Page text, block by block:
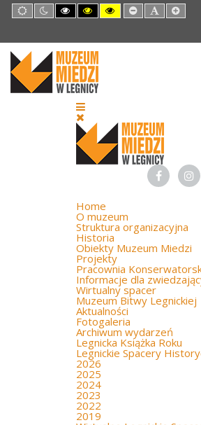
Default
mode
Night
mode
High
Contrast
mode
High
Contrast
mode
High
Contrast
mode
Set
Smaller
Set
Default
Set
Larger
Home
O muzeum
Struktura organizacyjna
Historia
Obiekty Muzeum Miedzi
Projekty
Pracownia
Informacje dla
Wirtualny spacer
Muzeum Bitwy Legnickiej
Aktualności
Fotogaleria
Archiwum wydarzeń
Legnicka Książka Roku
Legnickie Spacery
2026
2025
2024
2023
2022
2019